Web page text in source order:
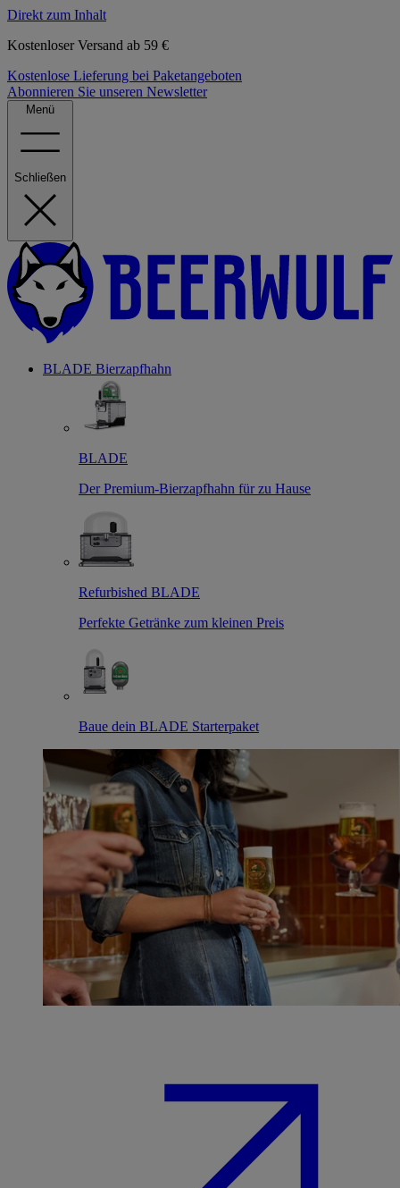
Direkt zum Inhalt
Kostenloser Versand ab 59 €
Kostenlose Lieferung bei Paketangeboten
Abonnieren Sie unseren Newsletter
Menü
Schließen
BLADE Bierzapfhahn
BLADE
Der Premium-Bierzapfhahn für zu Hause
Refurbished BLADE
Perfekte Getränke zum kleinen Preis
Baue dein BLADE Starterpaket